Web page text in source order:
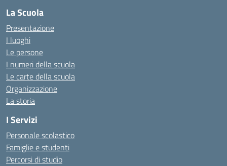
La Scuola
Presentazione
I luoghi
Le persone
I numeri della scuola
Le carte della scuola
Organizzazione
La storia
I Servizi
Personale scolastico
Famiglie e studenti
Percorsi di studio